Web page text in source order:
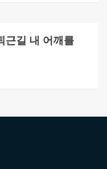
근길 내 어깨를